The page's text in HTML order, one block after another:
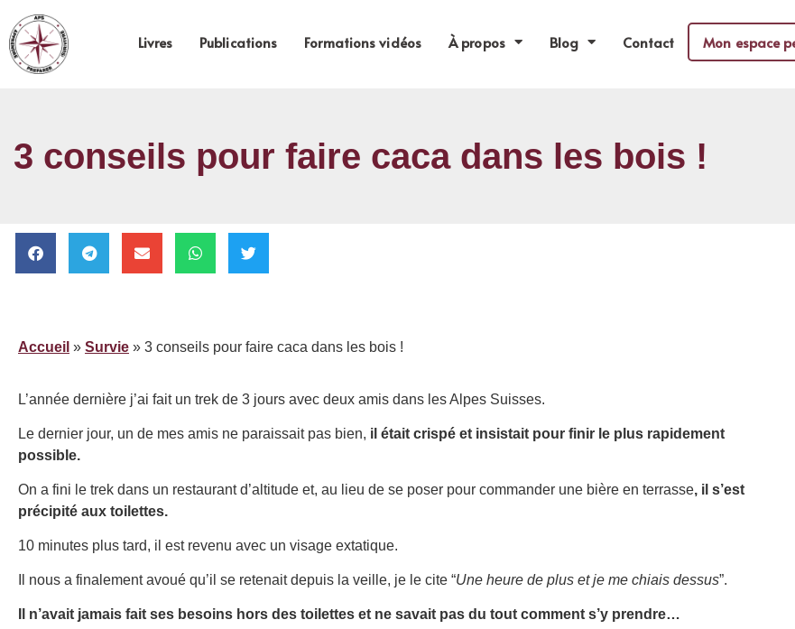
Livres Publications Formations vidéos À propos Blog Contact Mon espace
3 conseils pour faire caca dans les bois !
Accueil » Survie » 3 conseils pour faire caca dans les bois !
L’année dernière j’ai fait un trek de 3 jours avec deux amis dans les Alpes Suisses.
Le dernier jour, un de mes amis ne paraissait pas bien, il était crispé et insistait pour finir le plus rapidement
possible.
On a fini le trek dans un restaurant d’altitude et, au lieu de se poser pour commander une bière en terrasse, il s’est
précipité aux toilettes.
10 minutes plus tard, il est revenu avec un visage extatique.
Il nous a finalement avoué qu’il se retenait depuis la veille, je le cite “Une heure de plus et je me chiais dessus”.
Il n’avait jamais fait ses besoins hors des toilettes et ne savait pas du tout comment s’y prendre…